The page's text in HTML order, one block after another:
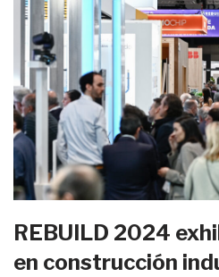
REBUILD 2024
en construcción